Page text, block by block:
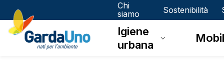
Gardauno
Spa
Chi
siamo
Sostenibilità
Igiene
urbana